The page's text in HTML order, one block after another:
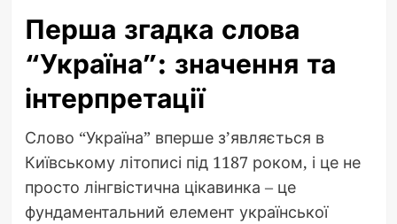
Перша згадка слова
“Україна”: значення та
інтерпретації
Слово “Україна” вперше з’являється в
Київському літописі під 1187 роком, і це не
просто лінгвістична цікавинка – це
фундаментальний елемент української